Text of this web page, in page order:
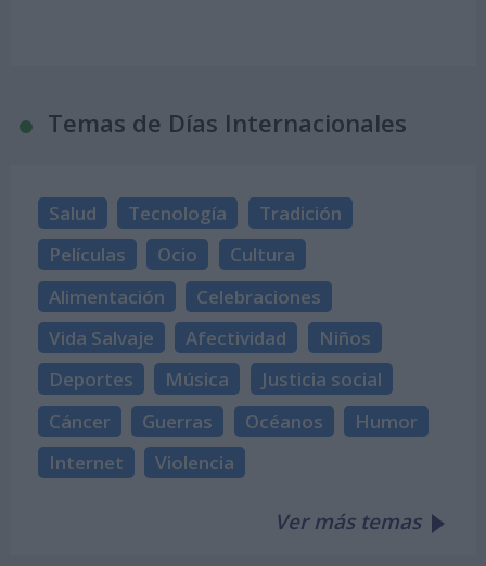
Temas de Días Internacionales
Salud Tecnología
Tradición
Películas
Ocio
Cultura
Alimentación
Celebraciones
Vida Salvaje
Afectividad
Niños
Deportes
Música
Justicia social
Cáncer
Guerras Océanos
Humor
Internet
Violencia
Ver más temas